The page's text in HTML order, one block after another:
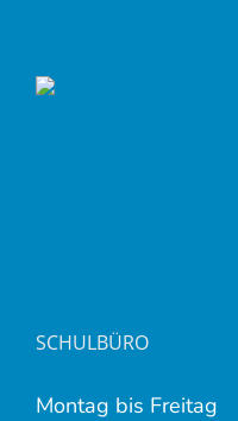
SCHULBÜRO
Montag bis Freitag